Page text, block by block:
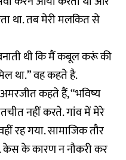
था. तब मेरी मलकित से
थी कि मैं कबूल करूं की
था.” वह कहते है.
कहते हैं, “भविष्य
नहीं करते. गांव में मेरे
रह गया. सामाजिक तौर
केस के कारण न नौकरी कर